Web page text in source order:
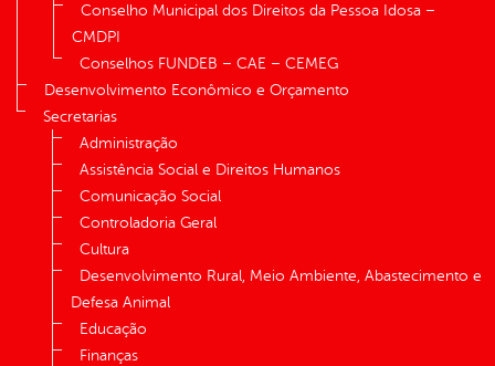
Conselho Municipal dos Direitos da Pessoa Idosa –
CMDPI
Conselhos FUNDEB – CAE – CEMEG
Desenvolvimento Econômico e Orçamento
Secretarias
Administração
Assistência Social e Direitos Humanos
Comunicação Social
Controladoria Geral
Cultura
Desenvolvimento Rural, Meio Ambiente, Abastecimento e
Defesa Animal
Educação
Finanças